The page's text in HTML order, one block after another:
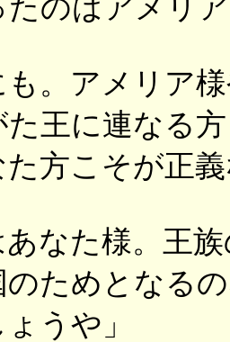
たのはアメリ
も。アメリア
た王に連なる
た方こそが正
あなた様。王
のためとなる
うや」